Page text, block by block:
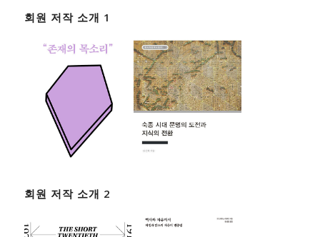
회원 저작 소개 1
회원 저작 소개 2